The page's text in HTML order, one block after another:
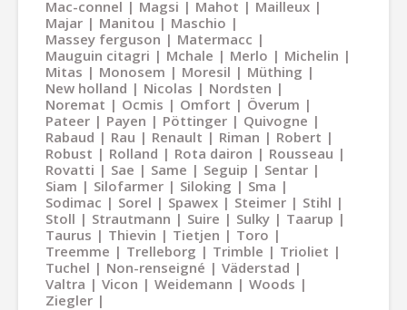
Mac-connel
Magsi Mahot
Mailleux
Majar
Manitou
Maschio
Massey ferguson
Matermacc
Mauguin citagri
Mchale Merlo
Michelin
Mitas
Monosem Moresil
Müthing
New holland
Nicolas
Nordsten
Noremat
Ocmis Omfort
Överum
Pateer
Payen Pöttinger
Quivogne
Rabaud
Rau Renault Riman
Robert
Robust
Rolland Rota dairon
Rousseau
Rovatti
Sae Same Seguip
Sentar
Siam
Silofarmer Siloking
Sma
Sodimac
Sorel Spawex Steimer
Stihl
Stoll
Strautmann Suire Sulky
Taarup
Taurus
Thievin Tietjen
Toro
Treemme
Trelleborg Trimble
Trioliet
Tuchel
Non-renseigné
Väderstad
Valtra
Vicon Weidemann
Woods
Ziegler